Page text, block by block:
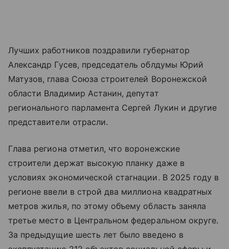
Лучших работников поздравили губернатор
Александр Гусев, председатель облдумы Юрий
Матузов, глава Союза строителей Воронежской
области Владимир Астанин, депутат
регионального парламента Сергей Лукин и другие
представители отрасли.
Глава региона отметил, что воронежские
строители держат высокую планку даже в
условиях экономической стагнации. В 2025 году в
регионе ввели в строй два миллиона квадратных
метров жилья, по этому объему область заняла
третье место в Центральном федеральном округе.
За предыдущие шесть лет было введено в